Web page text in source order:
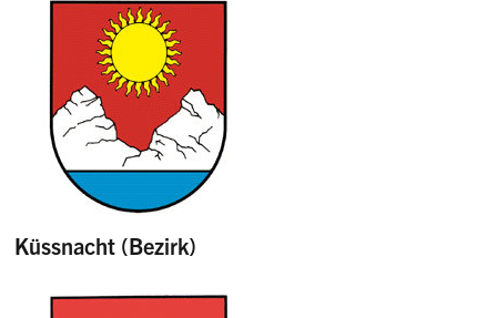
Küssnacht (Bezirk)